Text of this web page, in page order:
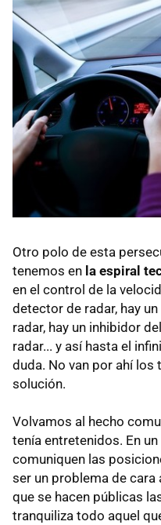
Otro polo de esta
tenemos en la espiral
en el control de la
detector de radar, hay
radar, hay un inhibidor
radar... y así hasta el
duda. No van por ahí los
solución.
Volvamos al hecho
tenía entretenidos. En
comuniquen las
ser un problema de cara
que se hacen públicas
tranquiliza todo aquel